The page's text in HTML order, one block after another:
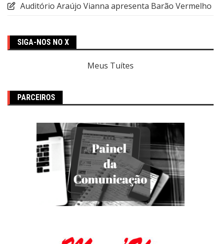
Auditório Araújo Vianna apresenta Barão Vermelho
SIGA-NOS NO X
Meus Tuítes
PARCEIROS